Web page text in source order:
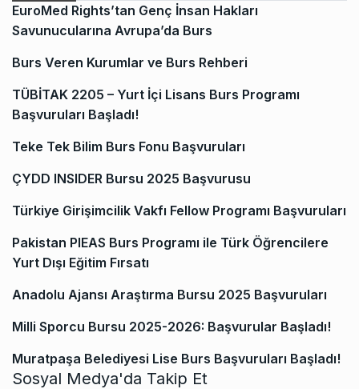
EuroMed Rights’tan Genç İnsan Hakları
Savunucularına Avrupa’da Burs
Burs Veren Kurumlar ve Burs Rehberi
TÜBİTAK 2205 – Yurt İçi Lisans Burs Programı
Başvuruları Başladı!
Teke Tek Bilim Burs Fonu Başvuruları
ÇYDD INSIDER Bursu 2025 Başvurusu
Türkiye Girişimcilik Vakfı Fellow Programı Başvuruları
Pakistan PIEAS Burs Programı ile Türk Öğrencilere
Yurt Dışı Eğitim Fırsatı
Anadolu Ajansı Araştırma Bursu 2025 Başvuruları
Milli Sporcu Bursu 2025-2026: Başvurular Başladı!
Muratpaşa Belediyesi Lise Burs Başvuruları Başladı!
Sosyal Medya'da Takip Et